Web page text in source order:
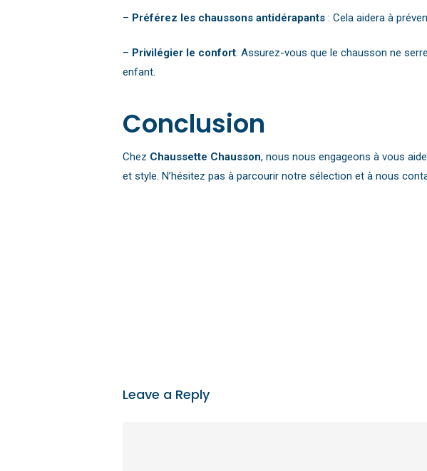
– Préférez les chaussons antidérapants : Cela aidera à
– Privilégier le confort: Assurez-vous que le chausson ne
enfant.
Conclusion
Chez Chaussette Chausson, nous nous engageons à vous
et style. N’hésitez pas à parcourir notre sélection et à nous
Leave a Reply